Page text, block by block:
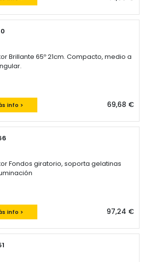
Brillante 65º 21cm. Compacto, medio a
info > 69,68 €
Fondos giratorio, soporta gelatinas
info > 97,24 €